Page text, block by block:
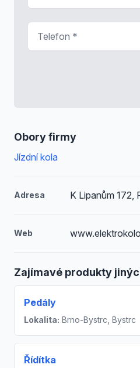
Obory firmy
Jízdní kola
Adresa K Lipanům 172,
Web
Zajímavé produkty
Pedály
Lokalita: Brno-Bystrc, Bystrc
Řídítka